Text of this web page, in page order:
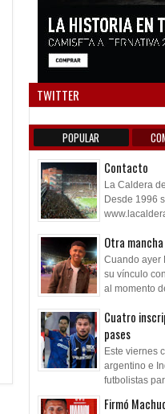
TWITTER
POPULAR
Contacto
La Caldera
Desde 1996
Otra
Cuando ayer
su vínculo
al momento
Cuatro
pases
Este viernes
argentino e
futbolistas
Firmó